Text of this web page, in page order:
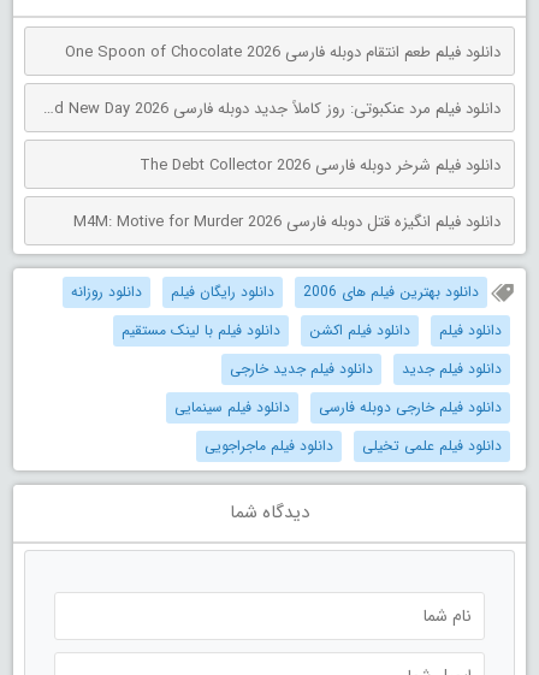
دانلود فیلم طعم انتقام دوبله فارسی One Spoon of Chocolate 2026
دانلود فیلم مرد عنکبوتی: روز کاملاً جدید دوبله فارسی Spider-Man: Brand New Day 2026
دانلود فیلم شرخر دوبله فارسی The Debt Collector 2026
دانلود فیلم انگیزه قتل دوبله فارسی M4M: Motive for Murder 2026
دانلود بهترین فیلم های 2006 دانلود رایگان فیلم
دانلود روزانه
دانلود فیلم
دانلود فیلم اکشن
دانلود فیلم با لینک مستقیم
دانلود فیلم جدید
دانلود فیلم جدید خارجی
دانلود فیلم خارجی دوبله فارسی
دانلود فیلم سینمایی
دانلود فیلم علمی تخیلی
دانلود فیلم ماجراجویی
دیدگاه شما